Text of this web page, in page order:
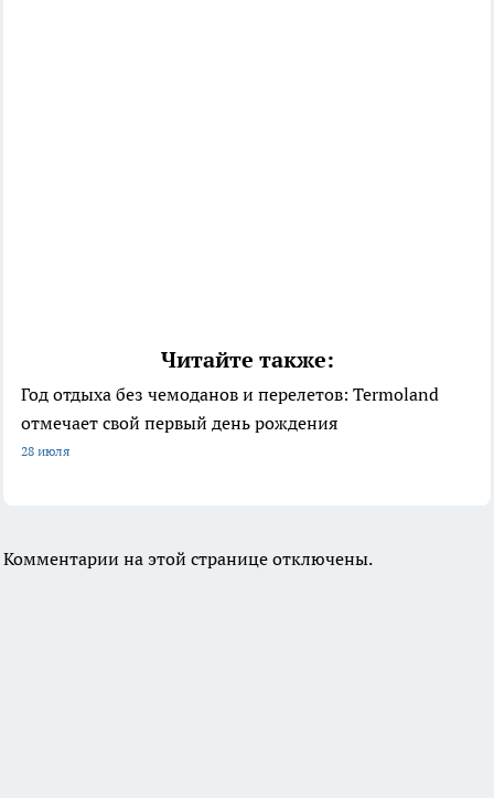
Читайте также:
Год отдыха без чемоданов и перелетов: Termoland
отмечает свой первый день рождения
28 июля
Комментарии на этой странице отключены.